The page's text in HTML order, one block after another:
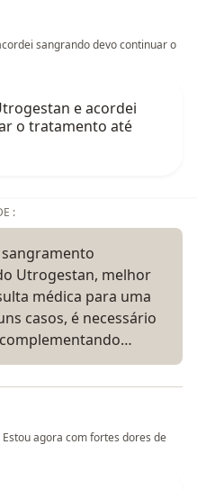
sangrando devo continuar o
e acordei
o tratamento até
:
Utrogestan, melhor
médica para uma
casos, é necessário
agora com fortes dores de